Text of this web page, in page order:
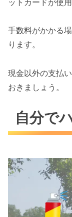
手数料がかかる
ります。
現金以外の支払
おきましょう。
自分で